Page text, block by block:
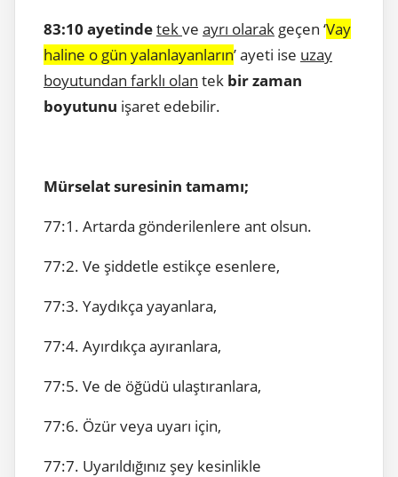
83:10 ayetindetekve ayrı olarak geçen ‘Vay
haline o gün yalanlayanların’ ayeti ise uzay
boyutundan farklı olan tek bir zaman
boyutunu işaret edebilir.
Mürselat suresinin tamamı;
77:1. Artarda gönderilenlere ant olsun.
77:2. Ve şiddetle estikçe esenlere,
77:3. Yaydıkça yayanlara,
77:4. Ayırdıkça ayıranlara,
77:5. Ve de öğüdü ulaştıranlara,
77:6. Özür veya uyarı için,
77:7. Uyarıldığınız şey kesinlikle